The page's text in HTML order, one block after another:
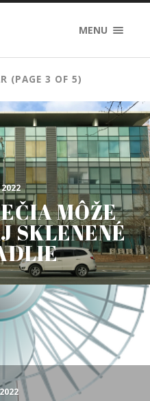
MENU
(PAGE 3 OF 5)
MÔŽE
SKLENENÉ